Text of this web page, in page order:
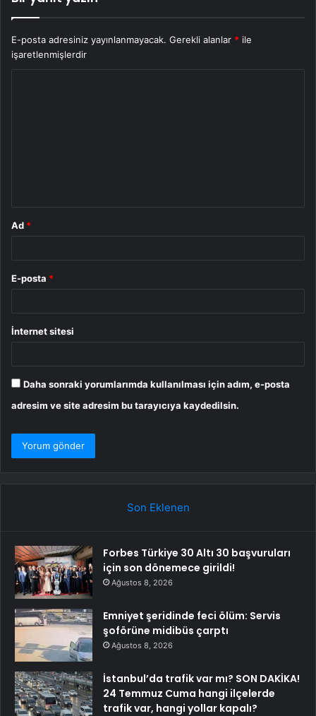
E-posta adresiniz yayınlanmayacak. Gerekli alanlar * ile
işaretlenmişlerdir
Ad *
E-posta *
İnternet sitesi
Daha sonraki yorumlarımda kullanılması için adım, e-posta
adresim ve site adresim bu tarayıcıya kaydedilsin.
Son Eklenen
Forbes Türkiye 30 Altı 30 başvuruları
için son dönemece girildi!
Ağustos 8, 2026
Emniyet şeridinde feci ölüm: Servis
şoförüne midibüs çarptı
Ağustos 8, 2026
İstanbul’da trafik var mı? SON DAKİKA!
24 Temmuz Cuma hangi ilçelerde
trafik var, hangi yollar kapalı?